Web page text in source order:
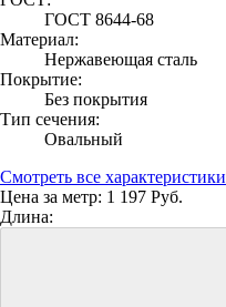
ГОСТ 8644-68
Материал:
Нержавеющая сталь
Покрытие:
Без покрытия
Тип сечения:
Овальный
Смотреть все характеристики
Цена за метр: 1 197 Руб.
Длина: